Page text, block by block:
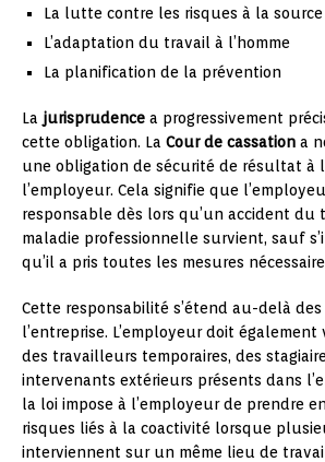
La lutte contre les risques à la source
L’adaptation du travail à l’homme
La planification de la prévention
La jurisprudence a progressivement
cette obligation. La Cour de cassation a
une obligation de sécurité de résultat à
l’employeur. Cela signifie que
responsable dès lors qu’un accident du
maladie professionnelle survient, sauf
qu’il a pris toutes les mesures
Cette responsabilité s’étend au-delà
l’entreprise. L’employeur doit
des travailleurs temporaires, des
intervenants extérieurs présents dans
la loi impose à l’employeur de prendre
risques liés à la coactivité lorsque
interviennent sur un même lieu de